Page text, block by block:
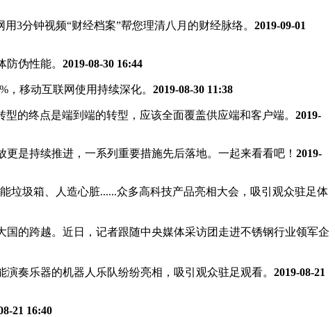
3分钟视频“财经档案”帮您理清八月的财经脉络。 2019-09-01
伪性能。 2019-08-30 16:44
，移动互联网使用持续深化。 2019-08-30 11:38
的终点是端到端的转型，应该全面覆盖供应端和客户端。 2019-
是持续推进，一系列重要措施先后落地。一起来看看吧！ 2019-
垃圾箱、人造心脏......众多高科技产品亮相大会，吸引观众驻足体
的跨越。近日，记者跟随中央媒体采访团走进不锈钢行业领军企
奏乐器的机器人乐队纷纷亮相，吸引观众驻足观看。 2019-08-21
21 16:40